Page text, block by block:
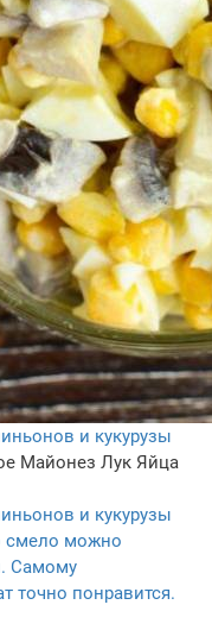
и кукурузы
Майонез Лук Яйца
и кукурузы
смело можно
Самому
точно понравится.